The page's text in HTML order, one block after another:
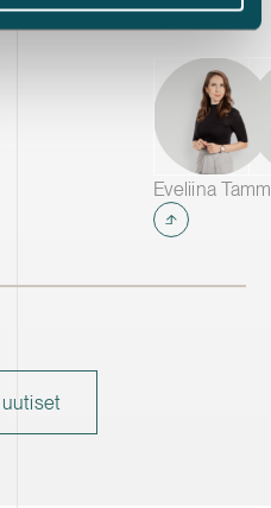
CAM-
uutiset